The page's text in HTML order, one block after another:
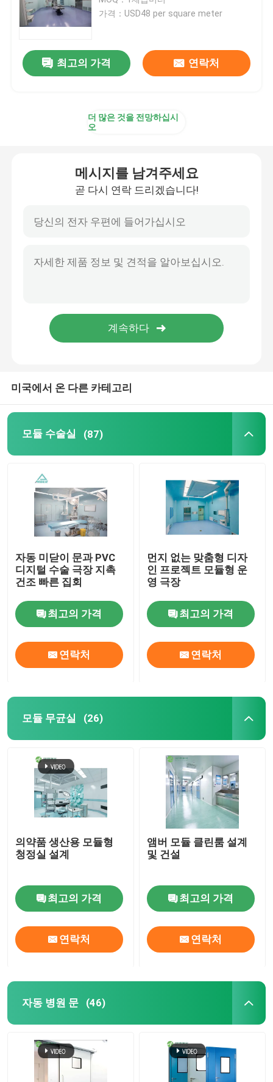
수술 테이블
외과 수술 극장
병원 수술실
제약 크린 룸 도어
스테인레스 강 에어샤워
스테인레스 강 패스 박스
의학 스테인레스 강 싱크
스테인레스 강 의학 내각
공기 처리 장치
가격：USD48 per square meter
최고의 가격 연락처
더 많은 것을 전망하십시
오
메시지를 남겨주세요
곧 다시 연락 드리겠습니다!
미국에서 온 다른 카테고리
모듈 수술실 (87)
자동 미닫이 문과 PVC
디지털 수술 극장 지촉
건조 빠른 집회
최고의 가격
연락처
먼지 없는 맞춤형 디자
인 프로젝트 모듈형 운
영 극장
최고의 가격
연락처
모듈 무균실 (26)
의약품 생산용 모듈형
청정실 설계
최고의 가격
연락처
앰버 모듈 클린룸 설계
및 건설
최고의 가격
연락처
자동 병원 문 (46)